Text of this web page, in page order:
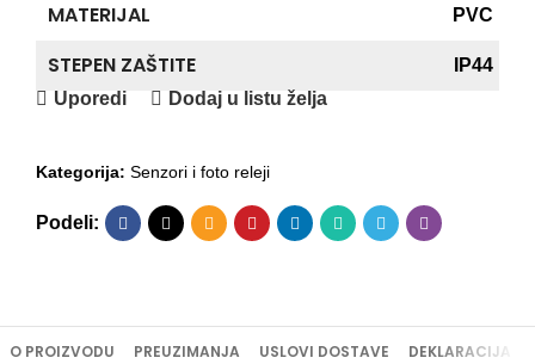
MATERIJAL PVC
STEPEN ZAŠTITE
IP44
Uporedi
Dodaj u listu želja
Kategorija: Senzori i foto releji
Podeli:
O PROIZVODU PREUZIMANJA USLOVI DOSTAVE DEKLARACIJA